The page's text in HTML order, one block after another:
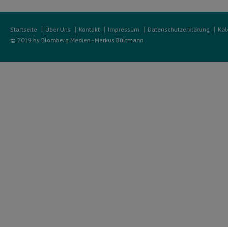
Startseite Über Uns Kontakt Impressum Datenschutzerklärung
© 2019 by Blomberg Medien - Markus Bültmann